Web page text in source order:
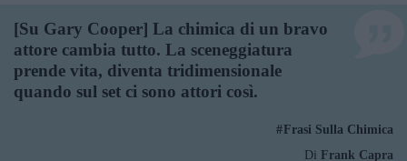
[Su Gary Cooper] La chimica di un bravo
attore cambia tutto. La sceneggiatura
prende vita, diventa tridimensionale
quando sul set ci sono attori così.
Frasi Sulla Chimica
Di Frank Capra